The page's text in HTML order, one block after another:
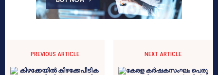
PREVIOUS ARTICLE NEXT ARTICLE